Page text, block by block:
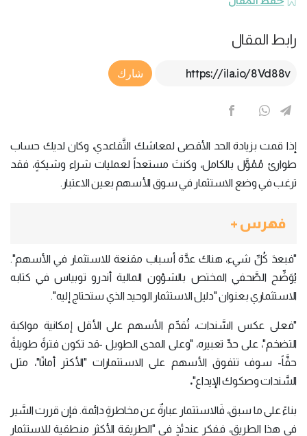
رابط المقال
Article Link
شارك
إذا قمت بزيادة الحد الأقصى لمعاشك التَّقاعدي، وكان لديك حساب
طوارئ مُمُوَّل بالكامل، وكنتَ مستعداً لعمليات شراء وشيكةٍ، فقد
ترغب في وضع الاستثمار في سوق الأسهم بعين الاعتبار.
فهرس +
"فبعدَ كُلِّ شيء، هناك عدَّة أسباب مقنعة للاستثمار في الأسهم".
يُوَضِّح الصَّحفي المختص بالشؤون المالية أندرو توبياس في كتابه
الاستثماري بعنوان "دليل الاستثمار الوحيد الذي ستحتاج إليه".
"فعلى عكس السَّندات، تُقدِّم الأسهم على الأقل إمكانية مواكبة
التضخم"، على حدِّ تعبيره، "وعلى المدى الطويل -قد تكون فترةً طويلةً
حقَّاً- سوف تتفوق الأسهم على الاستثمارات "الأكثر أمانًا"، مثل
السَّندات وصكوك الإيداع".
بناءً على ما سبق، فَالاستثمار عبارةٌ عن مخاطرةٍ دائمة. فإن قررت السَّير
في هذا الطريق، ففكر عندئذٍ في "الطريقة الأكثر منطقية للاستثمار